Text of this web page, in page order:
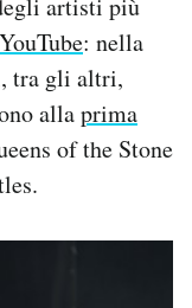
: nella
tra gli altri,
allaprima
of the Stone